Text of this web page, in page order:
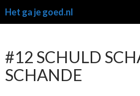
naar
Het ga je goed.nl
#12 SCHULD
SCHANDE